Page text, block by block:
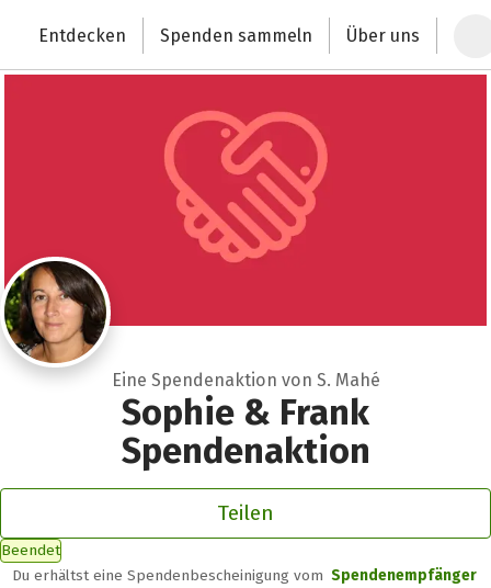
Deutschlands größte Spendenplattform
Entdecken Spenden sammeln Über uns
Eine Spendenaktion von S. Mahé
Sophie & Frank
Spendenaktion
Teilen
Beendet
Du erhältst eine Spendenbescheinigung vom Spendenempfänger